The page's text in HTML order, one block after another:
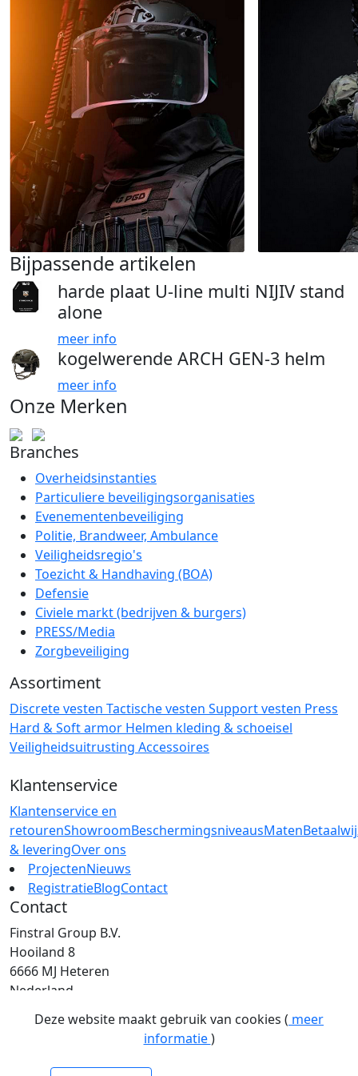
Bijpassende artikelen
harde plaat U-line multi NIJIV stand
alone
meer info
kogelwerende ARCH GEN-3 helm
meer info
Onze Merken
Branches
Overheidsinstanties
Particuliere beveiligingsorganisaties
Evenementenbeveiliging
Politie, Brandweer, Ambulance
Veiligheidsregio's
Toezicht & Handhaving (BOA)
Defensie
Civiele markt (bedrijven & burgers)
PRESS/Media
Zorgbeveiliging
Assortiment
Discrete vesten Tactische vesten Support vesten Press
Hard & Soft armor Helmen kleding & schoeisel
Veiligheidsuitrusting Accessoires
Klantenservice
Klantenservice en
retourenShowroomBeschermingsniveausMaten
& leveringOver ons
ProjectenNieuws
RegistratieBlogContact
Contact
Finstral Group B.V.
Hooiland 8
6666 MJ Heteren
Nederland
E: info@finstral.nl
BTW: NL813263025B01
EORI: NL813263025
Deze website maakt gebruik van cookies ( meer
informatie)